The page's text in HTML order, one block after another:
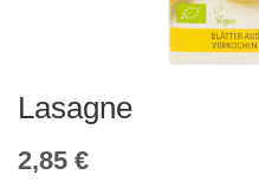
Lasagne
2,85 €